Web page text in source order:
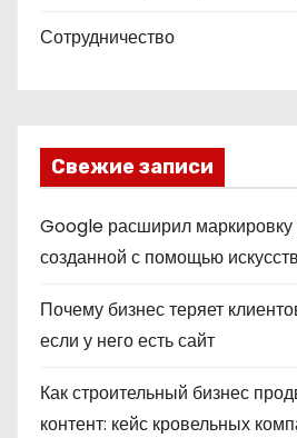
Сотрудничество
Свежие записи
Google расширил
созданной с помощью
Почему бизнес теряет
если у него есть сайт
Как строительный бизнес
контент: кейс кровельных